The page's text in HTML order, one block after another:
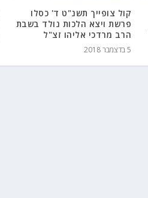
קול צופייך תשנ"ט ד' כסלו
פרשת ויצא הלכות נולד בשבת
הרב מרדכי אליהו זצ"ל
5 בדצמבר 2018